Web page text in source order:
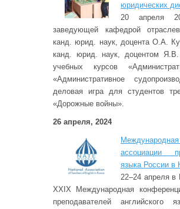
юридических
20 апреля
заведующей кафедрой
канд. юрид. наук, доцента О.А.
канд. юрид. наук, доцентом
учебных курсов
«Административное
деловая игра для студентов
«Дорожные войны».
26 апреля, 2024
ассоциации
языка России в
22–24 апреля в
XXIX Международная
преподавателей английского